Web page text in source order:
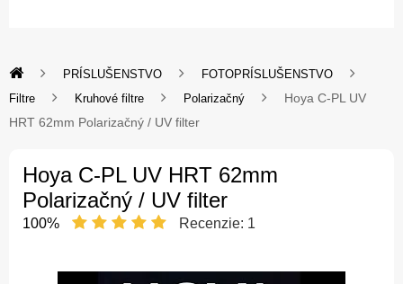
PRÍSLUŠENSTVO
FOTOPRÍSLUŠENSTVO
Filtre
Kruhové filtre Polarizačný
Hoya C-PL UV
HRT 62mm Polarizačný / UV filter
Hoya C-PL UV HRT 62mm
Polarizačný / UV filter
100% Recenzie: 1